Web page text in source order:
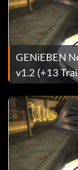
GENiEBEN
v1.2 (+13